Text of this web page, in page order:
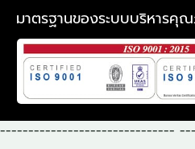
มาตรฐานของระบบบริหารคุ
-------------------------------